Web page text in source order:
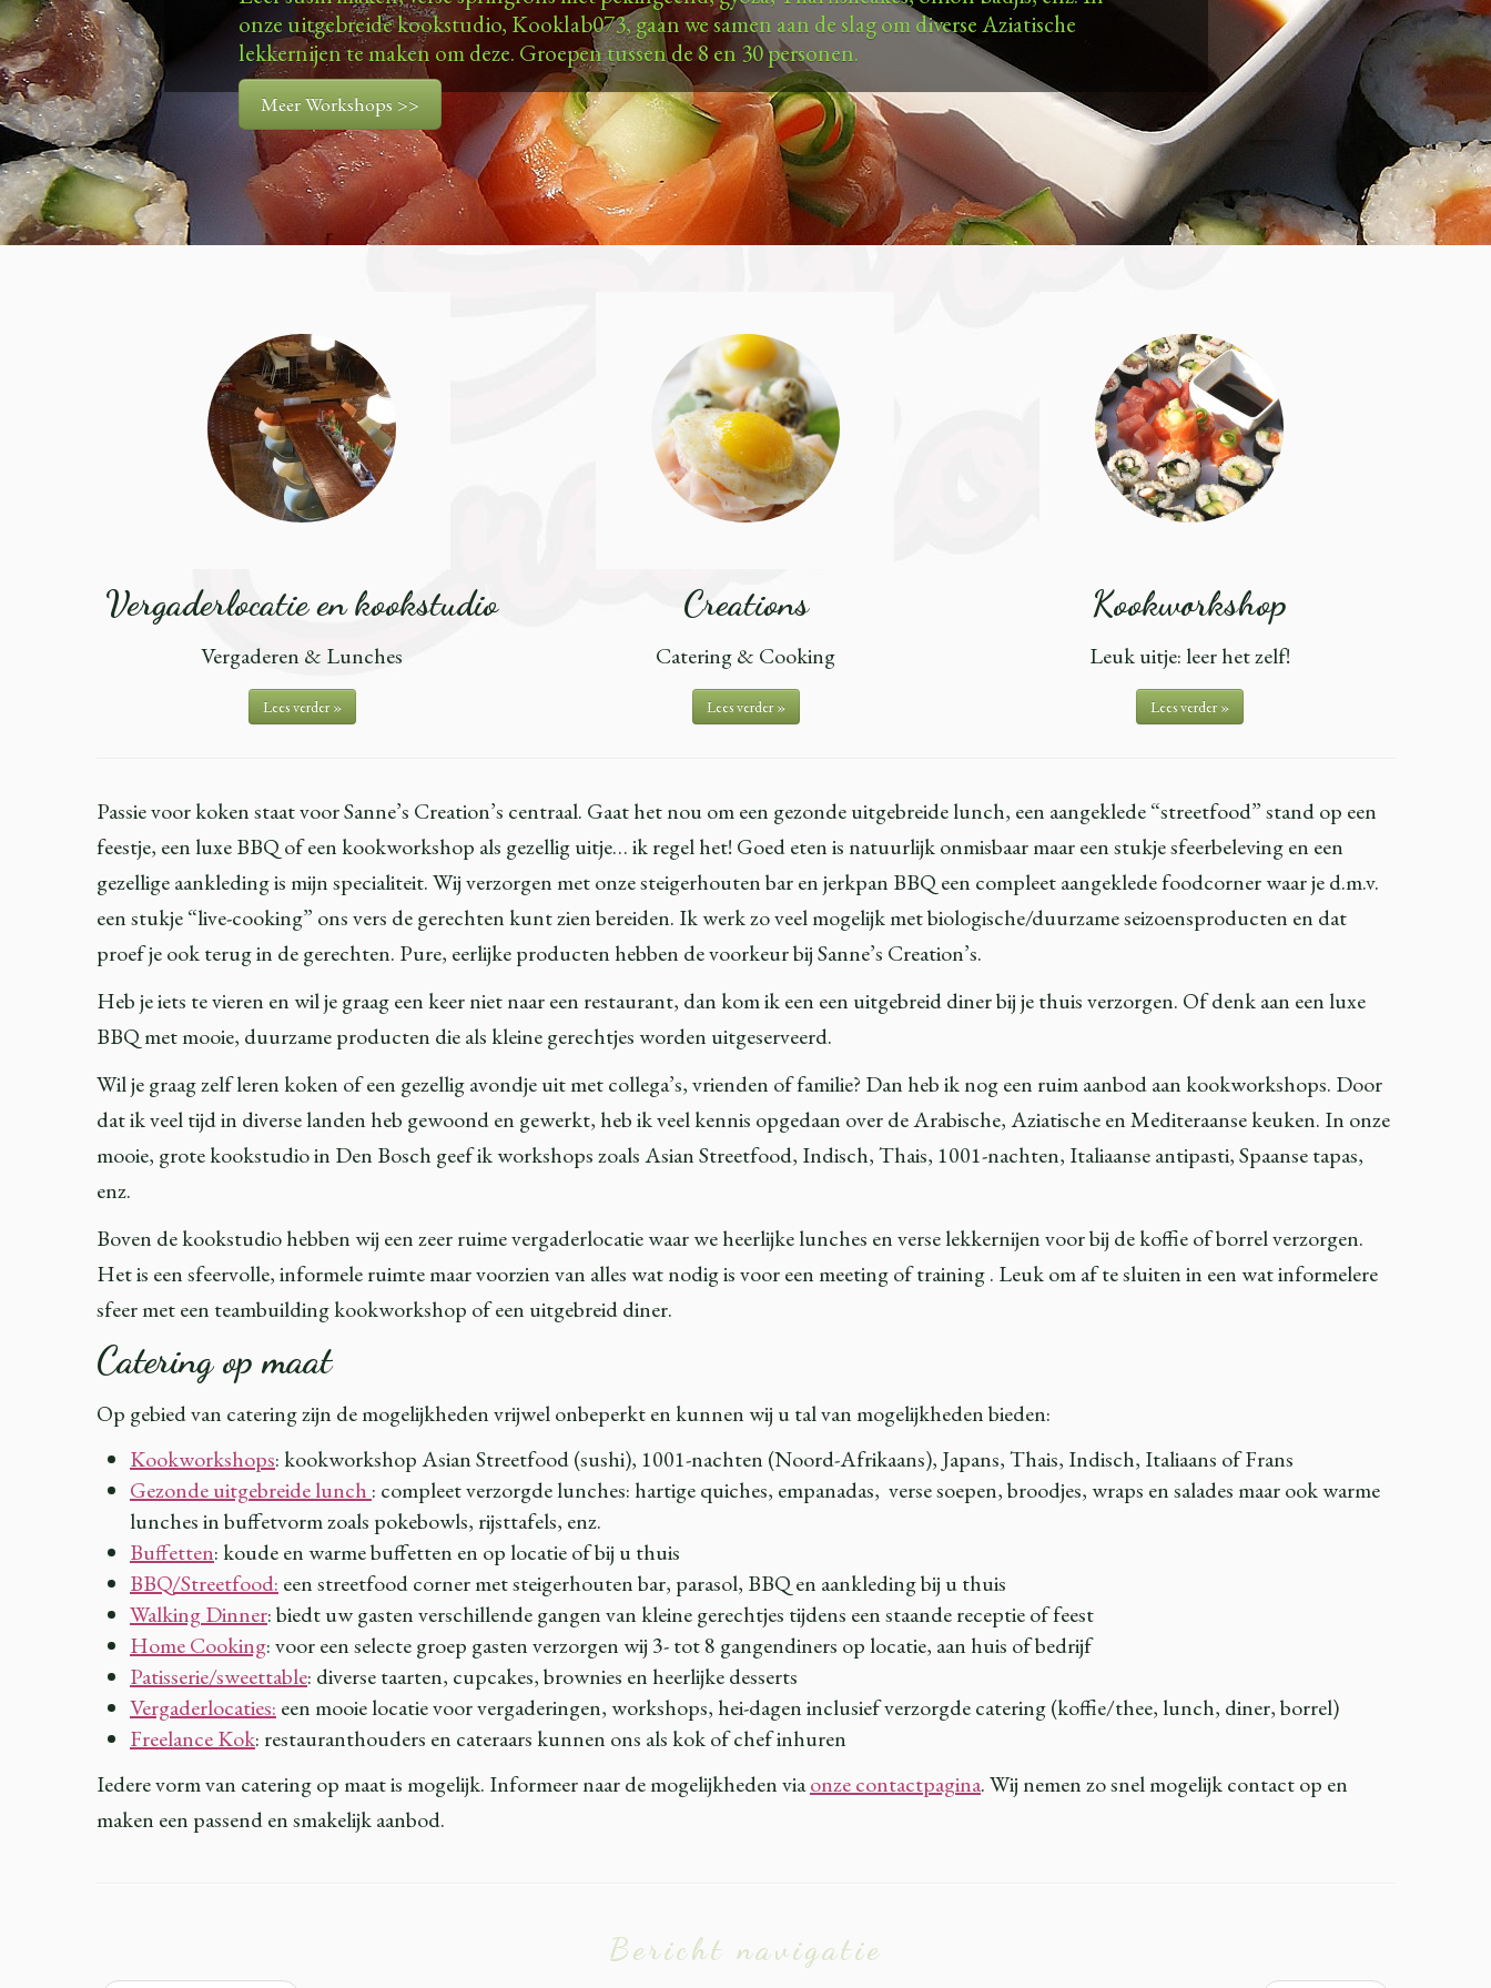
Meer Patisserie >>
Vergaderlocatie en kookstudio
Vergaderen & Lunches
Lees verder »
Creations
Catering & Cooking
Lees verder »
Kookworkshop
Leuk uitje: leer het zelf!
Lees verder »
Passie voor koken staat voor Sanne’s Creation’s centraal. Gaat het nou om een gezonde uitgebreide lunch, een aangeklede “streetfood” stand op een
feestje, een luxe BBQ of een kookworkshop als gezellig uitje… ik regel het! Goed eten is natuurlijk onmisbaar maar een stukje sfeerbeleving en een
gezellige aankleding is mijn specialiteit. Wij verzorgen met onze steigerhouten bar en jerkpan BBQ een compleet aangeklede foodcorner waar je d.m.v.
een stukje “live-cooking” ons vers de gerechten kunt zien bereiden. Ik werk zo veel mogelijk met biologische/duurzame seizoensproducten en dat
proef je ook terug in de gerechten. Pure, eerlijke producten hebben de voorkeur bij Sanne’s Creation’s.
Heb je iets te vieren en wil je graag een keer niet naar een restaurant, dan kom ik een een uitgebreid diner bij je thuis verzorgen. Of denk aan een luxe
BBQ met mooie, duurzame producten die als kleine gerechtjes worden uitgeserveerd.
Wil je graag zelf leren koken of een gezellig avondje uit met collega’s, vrienden of familie? Dan heb ik nog een ruim aanbod aan kookworkshops. Door
dat ik veel tijd in diverse landen heb gewoond en gewerkt, heb ik veel kennis opgedaan over de Arabische, Aziatische en Mediteraanse keuken. In onze
mooie, grote kookstudio in Den Bosch geef ik workshops zoals Asian Streetfood, Indisch, Thais, 1001-nachten, Italiaanse antipasti, Spaanse tapas,
enz.
Boven de kookstudio hebben wij een zeer ruime vergaderlocatie waar we heerlijke lunches en verse lekkernijen voor bij de koffie of borrel verzorgen.
Het is een sfeervolle, informele ruimte maar voorzien van alles wat nodig is voor een meeting of training . Leuk om af te sluiten in een wat informelere
sfeer met een teambuilding kookworkshop of een uitgebreid diner.
Catering op maat
Op gebied van catering zijn de mogelijkheden vrijwel onbeperkt en kunnen wij u tal van mogelijkheden bieden:
Kookworkshops: kookworkshop Asian Streetfood (sushi), 1001-nachten (Noord-Afrikaans), Japans, Thais, Indisch, Italiaans of Frans
Gezonde uitgebreide lunch : compleet verzorgde lunches: hartige quiches, empanadas, verse soepen, broodjes, wraps en salades maar ook warme
lunches in buffetvorm zoals pokebowls, rijsttafels, enz.
Buffetten: koude en warme buffetten en op locatie of bij u thuis
BBQ/Streetfood: een streetfood corner met steigerhouten bar, parasol, BBQ en aankleding bij u thuis
Walking Dinner: biedt uw gasten verschillende gangen van kleine gerechtjes tijdens een staande receptie of feest
Home Cooking: voor een selecte groep gasten verzorgen wij 3- tot 8 gangendiners op locatie, aan huis of bedrijf
Patisserie/sweettable: diverse taarten, cupcakes, brownies en heerlijke desserts
Vergaderlocaties: een mooie locatie voor vergaderingen, workshops, hei-dagen inclusief verzorgde catering (koffie/thee, lunch, diner, borrel)
Freelance Kok: restauranthouders en cateraars kunnen ons als kok of chef inhuren
Iedere vorm van catering op maat is mogelijk. Informeer naar de mogelijkheden viaonze contactpagina. Wij nemen zo snel mogelijk contact op en
maken een passend en smakelijk aanbod.
Bericht navigatie